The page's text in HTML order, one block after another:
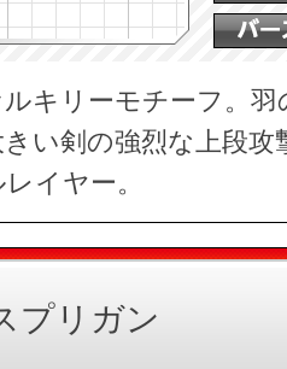
キリーモチーフ。
い剣の強烈な上段
イヤー。
プリガン